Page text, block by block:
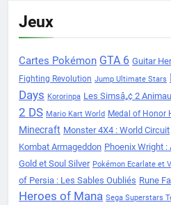
Jeux
Cartes Pokémon GTA 6 Guitar
Fighting Revolution Jump Ultimate Stars
Days Kororinpa Les Simsâ„¢ 2
2 DS Mario Kart World Medal of Honor
Minecraft Monster 4X4 : World Circuit
Kombat Armageddon Phoenix Wright :
Gold et Soul Silver Pokémon Ecarlate et
of Persia : Les Sables Oubliés Rune
Heroes of Mana Sega Superstars